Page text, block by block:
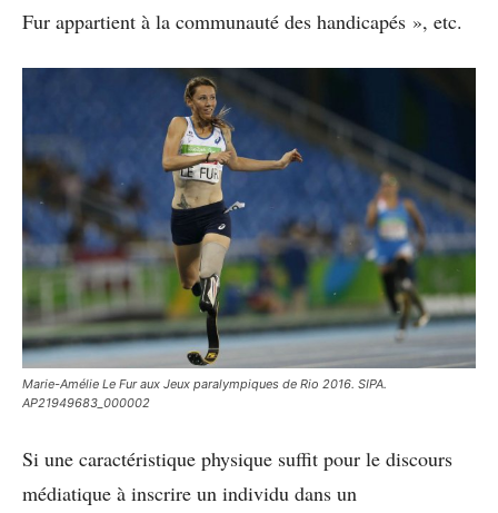
Fur appartient à la communauté des handicapés », etc.
Marie-Amélie Le Fur aux Jeux paralympiques de Rio 2016. SIPA.
AP21949683_000002
Si une caractéristique physique suffit pour le discours
médiatique à inscrire un individu dans un